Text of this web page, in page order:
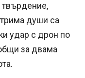
твърдение,
трима души са
удар с дрон по
за двама